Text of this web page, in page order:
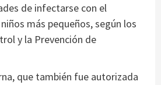
de infectarse con el
más pequeños, según los
y la Prevención de
que también fue autorizada